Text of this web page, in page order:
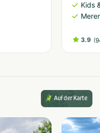
Kids
3.9 (
Auf der Karte